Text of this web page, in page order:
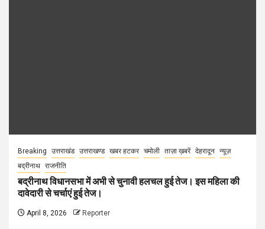
Breaking उत्तराखंड उत्तराखण्ड खबर हटकर चमोली ताज़ा ख़बरें देहरादून न्यूज़
बद्रीनाथ राजनीति
बद्रीनाथ विधानसभा में अभी से चुनावी हलचल हुई तेज। इस महिला की
दावेदारी से चर्चाएं हुई तेज।
April 8, 2026 Reporter